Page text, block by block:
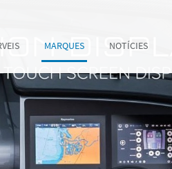
MARQUES NOTÍCIES